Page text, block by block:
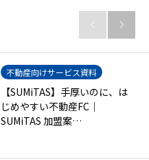
 
不動産向けサービス資料
【SUMiTAS】手厚いのに、は
じめやすい不動産FC｜
SUMiTAS 加盟案…